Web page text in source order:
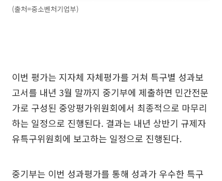
(출처=중소벤처기업부)
이번 평가는 지자체 자체평가를 거쳐 특구별 성과보
고서를 내년 3월 말까지 중기부에 제출하면 민간전문
가로 구성된 중앙평가위원회에서 최종적으로 마무리
하는 일정으로 진행된다. 결과는 내년 상반기 규제자
유특구위원회에 보고하는 일정으로 진행된다.
중기부는 이번 성과평가를 통해 성과가 우수한 특구